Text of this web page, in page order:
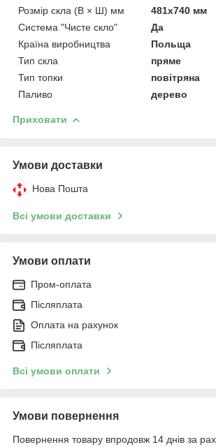
Розмір скла (В × Ш) мм
481х740 мм
Система "Чисте скло"
Да
Країна виробництва
Польща
Тип скла
пряме
Тип топки
повітряна
Паливо
дерево
Приховати
Умови доставки
Нова Пошта
Всі умови доставки
Умови оплати
Пром-оплата
Післяплата
Оплата на рахунок
Післяплата
Всі умови оплати
Умови повернення
Повернення товару впродовж 14 днів за